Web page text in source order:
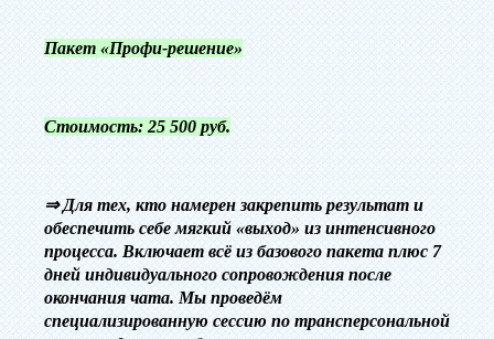
‎Пакет «Профи-решение»
Стоимость: 25 500 руб.
⇒Для тех, кто намерен закрепить результат и
обеспечить себе мягкий «выход» из интенсивного
процесса. Включает всё из базового пакета плюс 7
дней индивидуального сопровождения после
окончания чата. Мы проведём
специализированную сессию по трансперсональной